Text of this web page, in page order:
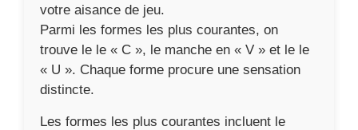
votre aisance de jeu.
Parmi les formes les plus courantes, on
trouve le le « C », le manche en « V » et le le
« U ». Chaque forme procure une sensation
distincte.
Les formes les plus courantes incluent le